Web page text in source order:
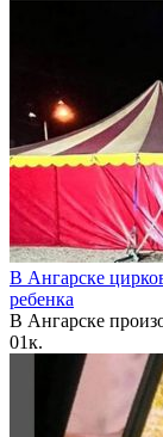
В Ангарске
ребенка
В Ангарске
01к.